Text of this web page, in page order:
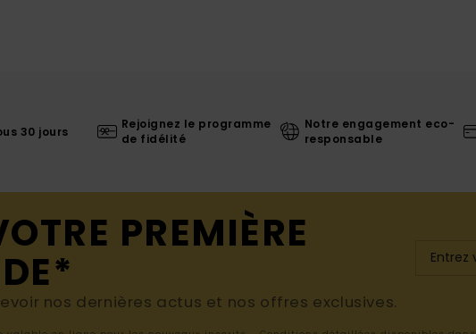
30 jours
Rejoignez le programme
de fidélité
Notre engagement eco-
responsable
PREMIÈRE
nos dernières actus et nos offres exclusives.